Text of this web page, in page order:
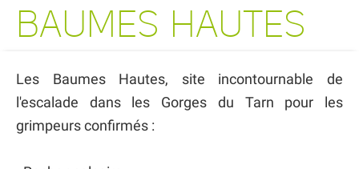
BAUMES HAUTES
Les Baumes Hautes, site incontournable de
l'escalade dans les Gorges du Tarn pour les
grimpeurs confirmés :